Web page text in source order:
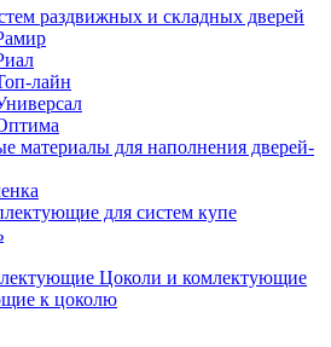
раздвижных и складных дверей
лайн
материалы для наполнения дверей-
для систем купе
Цоколи и комлектующие
к цоколю